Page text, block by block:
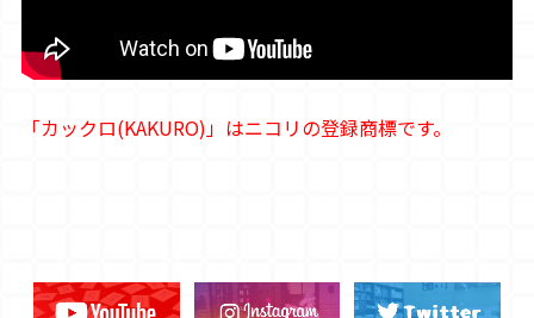
「カックロ(KAKURO)」はニコリの登録商標です。